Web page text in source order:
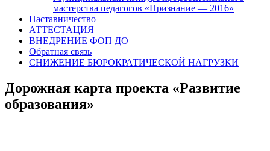
мастерства педагогов «Признание — 2016»
Наставничество
АТТЕСТАЦИЯ
ВНЕДРЕНИЕ ФОП ДО
Обратная связь
СНИЖЕНИЕ БЮРОКРАТИЧЕСКОЙ НАГРУЗКИ
Дорожная карта проекта «Развитие
образования»